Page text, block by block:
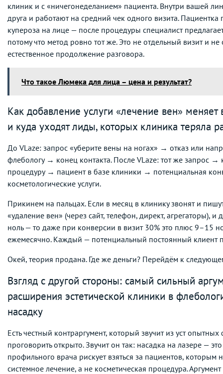
клиник и с «ничегонеделанием» пациента. Внутри вашей
друга и работают на средний чек одного визита.
купероза на лице — после процедуры специалист
потому что метод ровно тот же. Это не отдельный визит и
естественное продолжение разговора.
Что такое Люмека для лица – цена и результат?
Как добавление услуги «лечение вен» меняет
и куда уходят лиды, которых клиника теряла
До VLaze: запрос «уберите вены на ногах» → отказ или
флебологу → конец контакта. После VLaze: тот же запрос →
процедуру → пациент в базе клиники → потенциальная
косметологические услуги.
Прикинем на пальцах. Если в месяц в клинику звонят и
«удаление вен» (через сайт, телефон, директ, агрегаторы), и
ноль — то даже при конверсии в визит 30% это плюс 9–15
ежемесячно. Каждый — потенциальный постоянный клиент
Окей, теория продана. Где же деньги? Перейдём к
Взгляд с другой стороны: самый сильный
расширения эстетической клиники в
насадку
Есть честный контраргумент, который звучит из уст
проговорить открыто. Звучит он так: насадка на лазере —
профильного врача рискует взяться за пациентов, которым
системное лечение, а не косметическая процедура.